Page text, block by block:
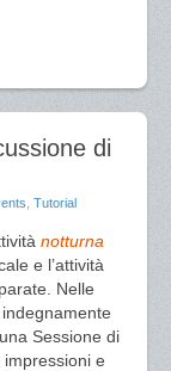
di
Tutorial
notturna
e l’attività
Nelle
Sessione di
e